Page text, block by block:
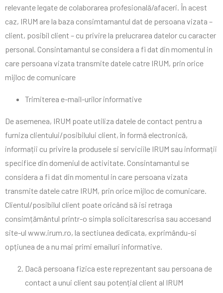
relevante legate de colaborarea profesională/afaceri. În acest
caz, IRUM are la baza consimtamantul dat de persoana vizata –
client, posibil client – cu privire la prelucrarea datelor cu caracter
personal. Consintamantul se considera a fi dat din momentul in
care persoana vizata transmite datele catre IRUM, prin orice
mijloc de comunicare
Trimiterea e-mail-urilor informative
De asemenea, IRUM poate utiliza datele de contact pentru a
furniza clientului/posibilului client, în formă electronică,
informații cu privire la produsele si serviciile IRUM sau informații
specifice din domeniul de activitate. Consintamantul se
considera a fi dat din momentul in care persoana vizata
transmite datele catre IRUM, prin orice mijloc de comunicare.
Clientul/posibilul client poate oricând să isi retraga
consimțământul printr-o simpla solicitarescrisa sau accesand
site-ul www.irum.ro, la sectiunea dedicata, exprimându-si
opțiunea de a nu mai primi emailuri informative.
Dacă persoana fizica este reprezentant sau persoana de
contact a unui client sau potențial client al IRUM